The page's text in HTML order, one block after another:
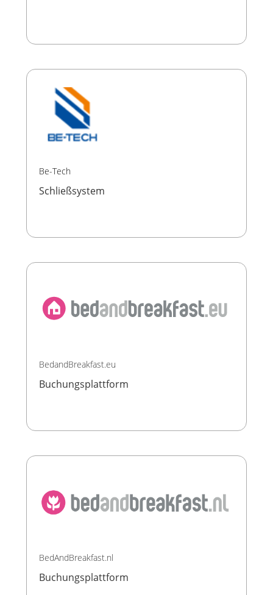
Be-Tech
Schließsystem
BedandBreakfast.eu
Buchungsplattform
BedAndBreakfast.nl
Buchungsplattform